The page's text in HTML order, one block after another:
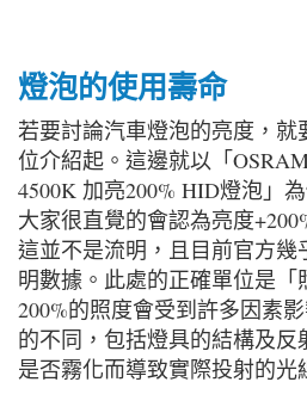
燈泡的使用壽命
若要討論汽車燈泡的亮度，就
位介紹起。這邊就以「
4500K 加亮200% HID燈泡」
大家很直覺的會認為亮度
這並不是流明，且目前官方幾
明數據。此處的正確單位是「
200%的照度會受到許多因素
的不同，包括燈具的結構及
是否霧化而導致實際投射的光